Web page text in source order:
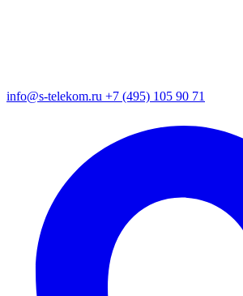
info@s-telekom.ru +7 (495) 105 90 71